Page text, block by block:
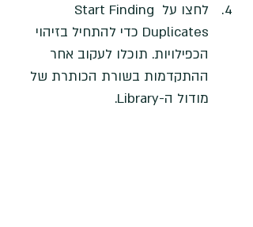
לחצו על Start Finding
Duplicates כדי להתחיל בזיהוי
הכפילויות. תוכלו לעקוב אחר
ההתקדמות בשורת הכותרת של
מודול ה-Library.